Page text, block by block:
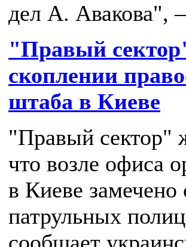
дел А. Авакова",
"Правый
скоплении
штаба в Киеве
"Правый сектор"
что возле офиса
в Киеве замечено
патрульных